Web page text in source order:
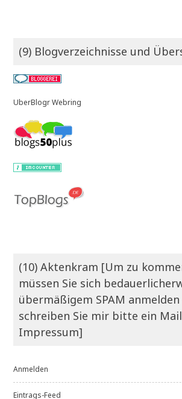
(9) Blogverzeichnisse und
UberBlogr Webring
(10) Aktenkram [Um zu
müssen Sie sich
übermäßigem SPAM anmelden
schreiben Sie mir bitte ein
Impressum]
Anmelden
Eintrags-Feed